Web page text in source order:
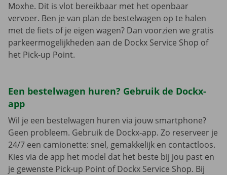
Moxhe. Dit is vlot bereikbaar met het openbaar
vervoer. Ben je van plan de bestelwagen op te halen
met de fiets of je eigen wagen? Dan voorzien we gratis
parkeermogelijkheden aan de Dockx Service Shop of
het Pick-up Point.
Een bestelwagen huren? Gebruik de Dockx-
app
Wil je een bestelwagen huren via jouw smartphone?
Geen probleem. Gebruik de Dockx-app. Zo reserveer je
24/7 een camionette: snel, gemakkelijk en contactloos.
Kies via de app het model dat het beste bij jou past en
je gewenste Pick-up Point of Dockx Service Shop. Bij